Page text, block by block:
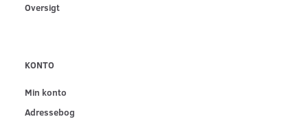
Oversigt
KONTO
Min konto
Adressebog